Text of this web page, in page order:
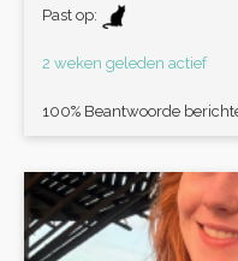
Past op:
2 weken geleden actief
100% Beantwoorde